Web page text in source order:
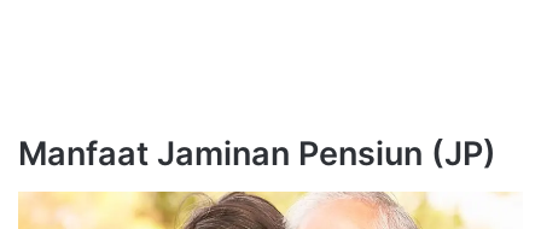
Manfaat Jaminan Pensiun (JP)